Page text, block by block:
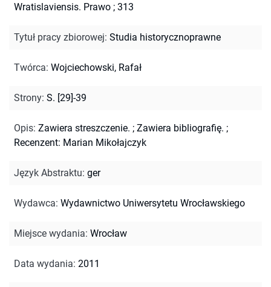
Wratislaviensis. Prawo ; 313
Tytuł pracy zbiorowej: Studia historycznoprawne
Twórca: Wojciechowski, Rafał
Strony: S. [29]-39
Opis: Zawiera streszczenie. ; Zawiera bibliografię. ;
Recenzent: Marian Mikołajczyk
Język Abstraktu: ger
Wydawca: Wydawnictwo Uniwersytetu Wrocławskiego
Miejsce wydania: Wrocław
Data wydania: 2011